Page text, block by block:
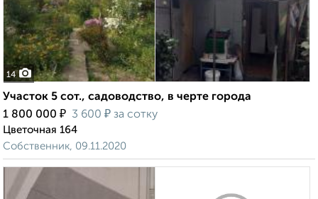
14
Участок 5 сот., садоводство, в черте города
1 800 000 ₽ 3 600 ₽ за сотку
Цветочная 164
Собственник, 09.11.2020